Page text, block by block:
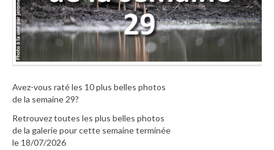
Avez-vous raté les 10 plus belles photos
de la semaine 29?
Retrouvez toutes les plus belles photos
de la galerie pour cette semaine terminée
le 18/07/2026